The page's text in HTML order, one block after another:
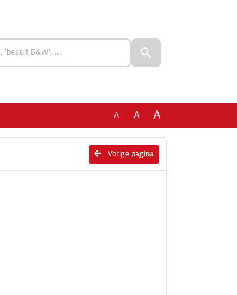
A A A
Vorige pagina